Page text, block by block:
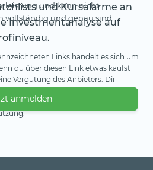
und Kursalarme an
Investmentanalyse auf
anmelden
und kann nicht
vollständig und genau sind.
Links handelt es sich um
du über diesen Link etwas kaufst
Vergütung des Anbieters. Dir
oder Mehrkosten. Wir verwenden
Angebot zu finanzieren.